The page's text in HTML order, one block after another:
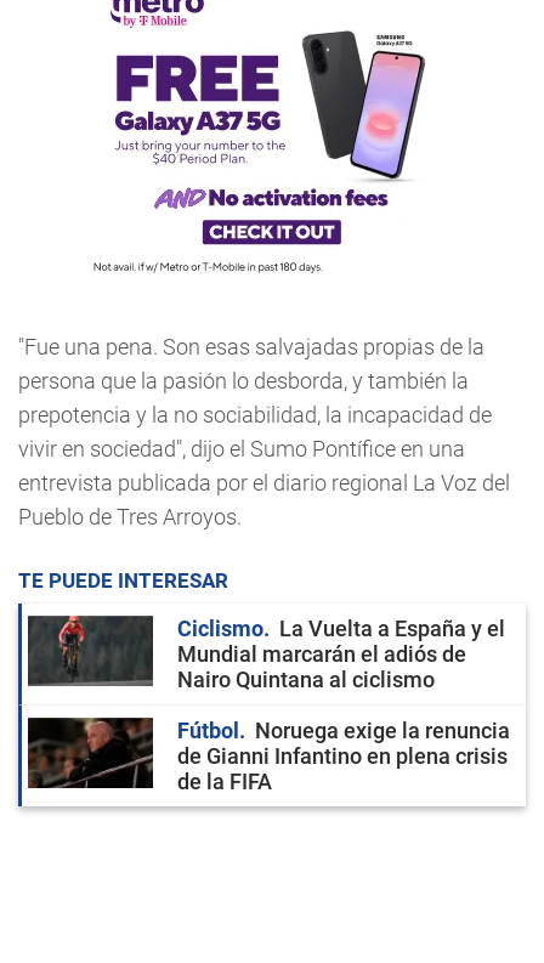
"Fue una pena. Son esas salvajadas propias de la
persona que la pasión lo desborda, y también la
prepotencia y la no sociabilidad, la incapacidad de
vivir en sociedad", dijo el Sumo Pontífice en una
entrevista publicada por el diario regional La Voz del
Pueblo de Tres Arroyos.
TE PUEDE INTERESAR
Ciclismo
La Vuelta a España y el
Mundial marcarán el adiós de
Nairo Quintana al ciclismo
Fútbol
Noruega exige la renuncia
de Gianni Infantino en plena crisis
de la FIFA